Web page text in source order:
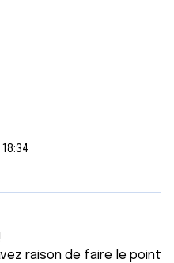
raison de faire le point